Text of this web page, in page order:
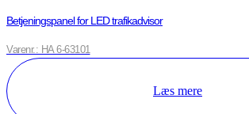
Betjeningspanel for LED trafikadvisor
Varenr.: HA 6-63101
Læs mere